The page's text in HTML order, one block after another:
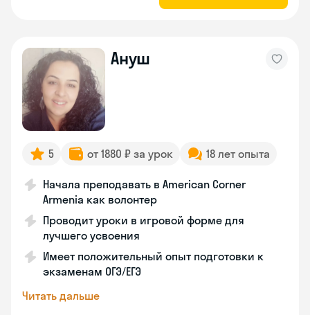
Ануш
5 от 1880 ₽ за урок 18 лет опыта
Начала преподавать в American Corner
Armenia как волонтер
Проводит уроки в игровой форме для
лучшего усвоения
Имеет положительный опыт подготовки к
экзаменам ОГЭ/ЕГЭ
Читать дальше